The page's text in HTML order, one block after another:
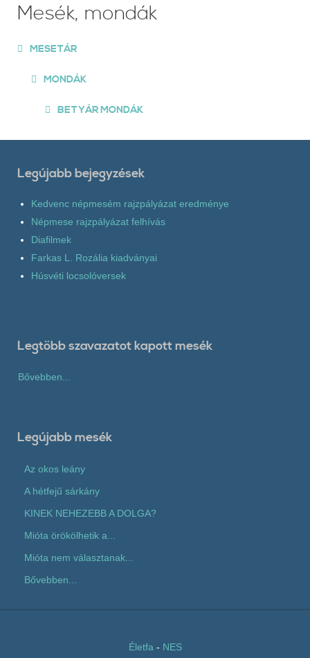
Mesék, mondák
MESETÁR
MONDÁK
BETYÁR MONDÁK
Legújabb bejegyzések
Kedvenc népmesém rajzpályázat eredménye
Népmese rajzpályázat felhívás
Diafilmek
Farkas L. Rozália kiadványai
Húsvéti locsolóversek
Legtöbb szavazatot kapott mesék
Bővebben...
Legújabb mesék
Az okos leány
A hétfejű sárkány
KINEK NEHEZEBB A DOLGA?
Mióta örökölhetik a...
Mióta nem választanak...
Bővebben...
Életfa - NES